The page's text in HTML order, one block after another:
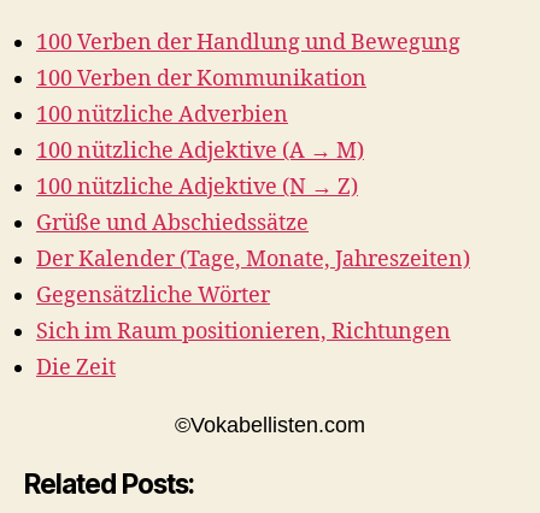
100 Verben der Handlung und Bewegung
100 Verben der Kommunikation
100 nützliche Adverbien
100 nützliche Adjektive (A → M)
100 nützliche Adjektive (N → Z)
Grüße und Abschiedssätze
Der Kalender (Tage, Monate, Jahreszeiten)
Gegensätzliche Wörter
Sich im Raum positionieren, Richtungen
Die Zeit
©Vokabellisten.com
Related Posts: